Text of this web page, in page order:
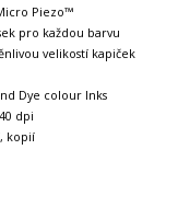
Piezo™
pro každou barvu
velikostí kapiček
Dye colour Inks
dpi
kopií